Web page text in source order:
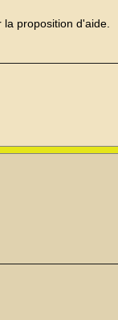
proposition d'aide.